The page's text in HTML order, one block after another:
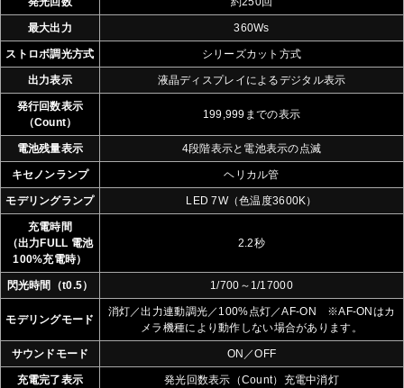
最大出力 360Ws
ストロボ調光方式 シリーズカット方式
出力表示 液晶ディスプレイによるデジタル表示
発行回数表示
（Count）
199,999までの表示
電池残量表示 4段階表示と電池表示の点滅
キセノンランプ ヘリカル管
モデリングランプ LED 7W（色温度3600K）
充電時間
（出力FULL 電池
100%充電時）
2.2秒
閃光時間（t0.5） 1/700～1/17000
モデリングモード
消灯／出力連動調光／100%点灯／AF-ON ※AF-ONはカ
メラ機種により動作しない場合があります。
サウンドモード ON／OFF
充電完了表示 発光回数表示（Count）充電中消灯